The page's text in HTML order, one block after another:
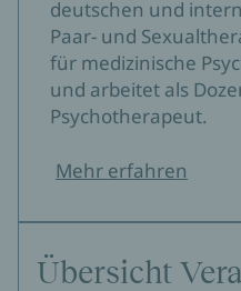
deutschen und
Paar- und
für medizinische
und arbeitet als
Psychotherapeut.
Mehr erfahren
Übersicht